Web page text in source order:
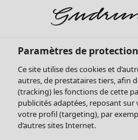
Tous les vêtements
Tuniques
Blouses
Tops
Gilets
Paramètres de
Ce site utilise des cookies et
autres, de prestataires tiers, afin
(tracking) les fonctions de cette
publicités adaptées, reposant
votre profil (targeting), par
d’autres sites Internet.